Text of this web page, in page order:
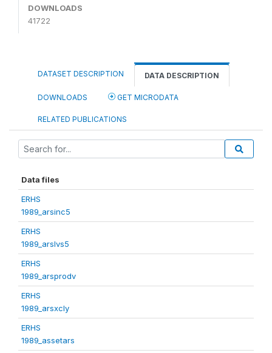
DOWNLOADS
41722
DATASET DESCRIPTION DATA DESCRIPTION
DOWNLOADS GET MICRODATA
RELATED PUBLICATIONS
Data files
ERHS
1989_arsinc5
ERHS
1989_arslvs5
ERHS
1989_arsprodv
ERHS
1989_arsxcly
ERHS
1989_assetars